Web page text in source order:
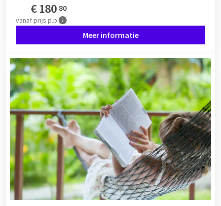
€180 80
vanafprijs p.p.
Meer informatie